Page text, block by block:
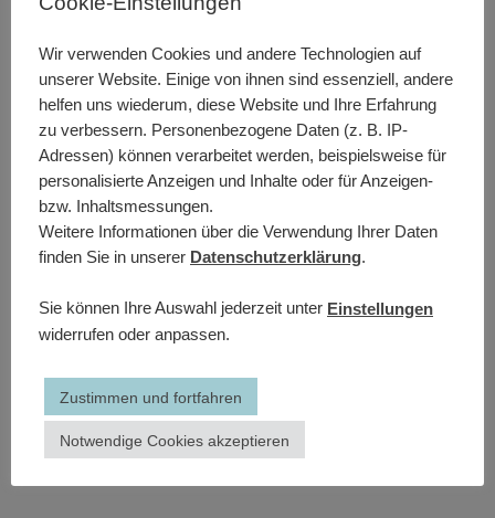
Wir verwenden Cookies und andere Technologien auf
unserer Website. Einige von ihnen sind essenziell, andere
helfen uns wiederum, diese Website und Ihre Erfahrung
zu verbessern. Personenbezogene Daten (z. B. IP-
Adressen) können verarbeitet werden, beispielsweise für
personalisierte Anzeigen und Inhalte oder für Anzeigen-
bzw. Inhaltsmessungen.
Weitere Informationen über die Verwendung Ihrer Daten
finden Sie in unserer Datenschutzerklärung.
Sie können Ihre Auswahl jederzeit unter Einstellungen
widerrufen oder anpassen.
Zustimmen und fortfahren
Notwendige Cookies akzeptieren